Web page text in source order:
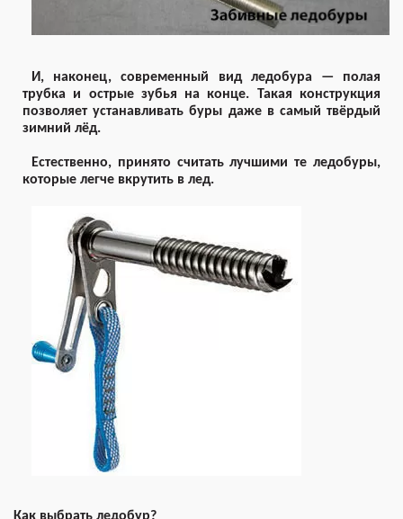
И, наконец, современный вид ледобура — полая
трубка и острые зубья на конце. Такая конструкция
позволяет устанавливать буры даже в самый твёрдый
зимний лёд.
Естественно, принято считать лучшими те ледобуры,
которые легче вкрутить в лед.